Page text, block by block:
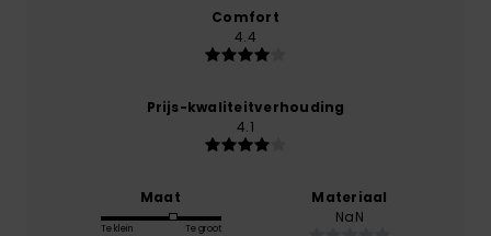
Comfort
4.4
Prijs-kwaliteitverhouding
4.1
Maat
Te klein Te groot
Materiaal
NaN